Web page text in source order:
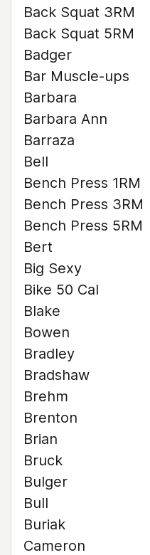
Back Squat 3RM
Back Squat 5RM
Badger
Bar Muscle-ups
Barbara
Barbara Ann
Barraza
Bell
Bench Press 1RM
Bench Press 3RM
Bench Press 5RM
Bert
Big Sexy
Bike 50 Cal
Blake
Bowen
Bradley
Bradshaw
Brehm
Brenton
Brian
Bruck
Bulger
Bull
Buriak
Cameron